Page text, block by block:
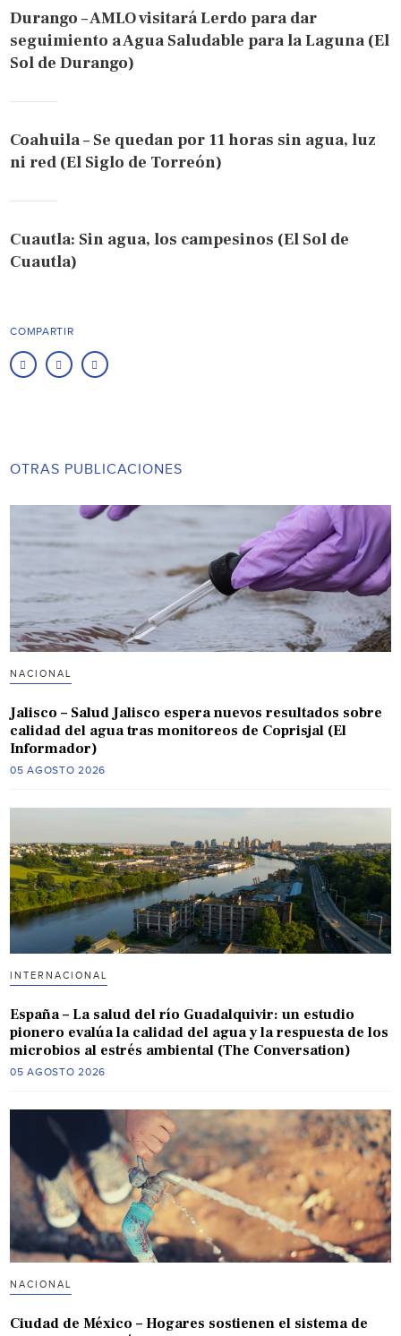
Durango – AMLO visitará Lerdo para dar
seguimiento a Agua Saludable para la Laguna (El
Sol de Durango)
Coahuila – Se quedan por 11 horas sin agua, luz
ni red (El Siglo de Torreón)
Cuautla: Sin agua, los campesinos (El Sol de
Cuautla)
COMPARTIR
OTRAS PUBLICACIONES
NACIONAL
Jalisco – Salud Jalisco espera nuevos resultados sobre
calidad del agua tras monitoreos de Coprisjal (El
Informador)
05 AGOSTO 2026
INTERNACIONAL
España – La salud del río Guadalquivir: un estudio
pionero evalúa la calidad del agua y la respuesta de los
microbios al estrés ambiental (The Conversation)
05 AGOSTO 2026
NACIONAL
Ciudad de México – Hogares sostienen el sistema de